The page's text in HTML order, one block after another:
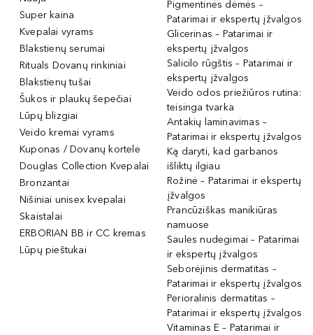
Super kaina
Kvepalai vyrams
Blakstienų serumai
Rituals Dovanų rinkiniai
Blakstienų tušai
Šukos ir plaukų šepečiai
Lūpų blizgiai
Veido kremai vyrams
Kuponas / Dovanų kortelė
Douglas Collection Kvepalai
Bronzantai
Nišiniai unisex kvepalai
Skaistalai
ERBORIAN BB ir CC kremas
Lūpų pieštukai
Pigmentinės dėmės –
Patarimai ir ekspertų įžvalgos
Glicerinas – Patarimai ir
ekspertų įžvalgos
Salicilo rūgštis – Patarimai ir
ekspertų įžvalgos
Veido odos priežiūros rutina:
teisinga tvarka
Antakių laminavimas –
Patarimai ir ekspertų įžvalgos
Ką daryti, kad garbanos
išliktų ilgiau
Rožinė – Patarimai ir ekspertų
įžvalgos
Prancūziškas manikiūras
namuose
Saulės nudegimai – Patarimai
ir ekspertų įžvalgos
Seborėjinis dermatitas –
Patarimai ir ekspertų įžvalgos
Perioralinis dermatitas –
Patarimai ir ekspertų įžvalgos
Vitaminas E – Patarimai ir